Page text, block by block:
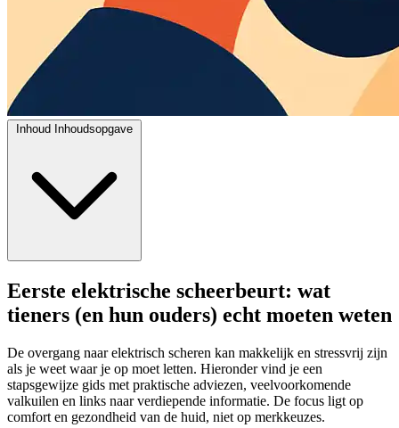
Inhoud Inhoudsopgave
Eerste elektrische scheerbeurt: wat
tieners (en hun ouders) echt moeten weten
De overgang naar elektrisch scheren kan makkelijk en stressvrij zijn
als je weet waar je op moet letten. Hieronder vind je een
stapsgewijze gids met praktische adviezen, veelvoorkomende
valkuilen en links naar verdiepende informatie. De focus ligt op
comfort en gezondheid van de huid, niet op merkkeuzes.